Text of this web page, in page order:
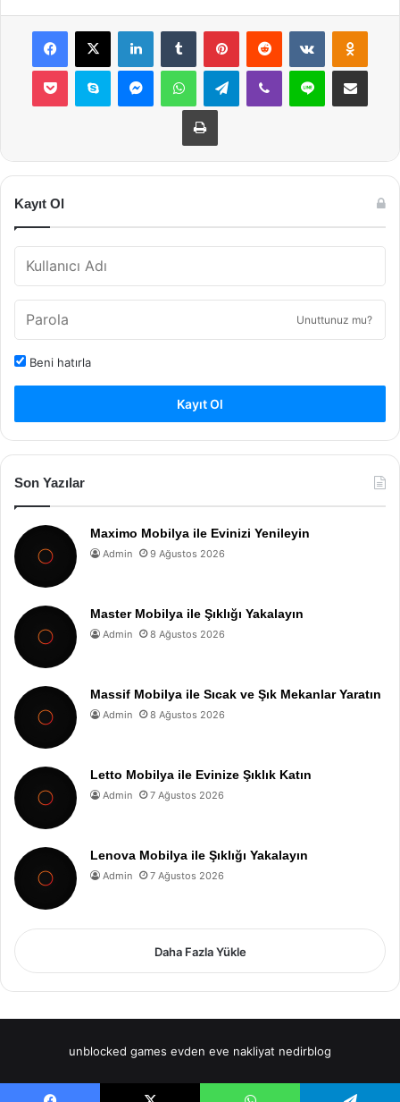
Facebook
X LinkedInTumblr PinterestReddit VKontakte
Pocket Skype MessengerWhatsAppTelegramViber Line E-Posta ile
Yazdır
Kayıt Ol
Unuttunuz mu?
Beni hatırla
Kayıt Ol
Son Yazılar
Maximo Mobilya ile Evinizi Yenileyin
Admin 9 Ağustos 2026
Master Mobilya ile Şıklığı Yakalayın
Admin 8 Ağustos 2026
Massif Mobilya ile Sıcak ve Şık Mekanlar Yaratın
Admin 8 Ağustos 2026
Letto Mobilya ile Evinize Şıklık Katın
Admin 7 Ağustos 2026
Lenova Mobilya ile Şıklığı Yakalayın
Admin 7 Ağustos 2026
Daha Fazla Yükle
unblocked games evden eve nakliyat nedirblog